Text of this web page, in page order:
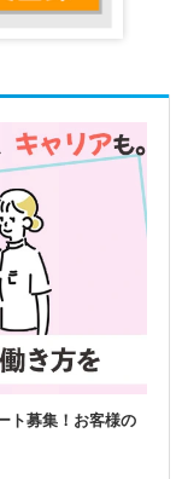
ト募集！お客様の